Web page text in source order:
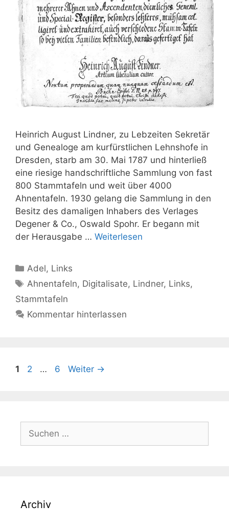
Heinrich August Lindner, zu Lebzeiten Sekretär
und Genealoge am kurfürstlichen Lehnshofe in
Dresden, starb am 30. Mai 1787 und hinterließ
eine riesige handschriftliche Sammlung von fast
800 Stammtafeln und weit über 4000
Ahnentafeln. 1930 gelang die Sammlung in den
Besitz des damaligen Inhabers des Verlages
Degener & Co., Oswald Spohr. Er begann mit
der Herausgabe … Weiterlesen
Kategorien
Adel, Links
Schlagwörter
Ahnentafeln, Digitalisate, Lindner, Links,
Stammtafeln
Kommentar hinterlassen
Seite
1 Seite
2 … Seite
6 Weiter →
Suchen
nach:
Archiv